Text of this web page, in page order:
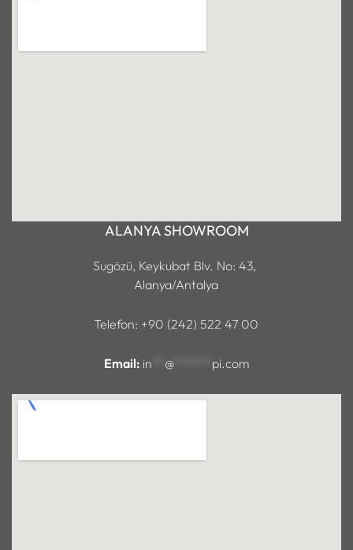
ALANYA SHOWROOM
Sugözü, Keykubat Blv. No: 43,
Alanya/Antalya
Telefon: +90 (242) 522 47 00
Email: in @****** pi.com